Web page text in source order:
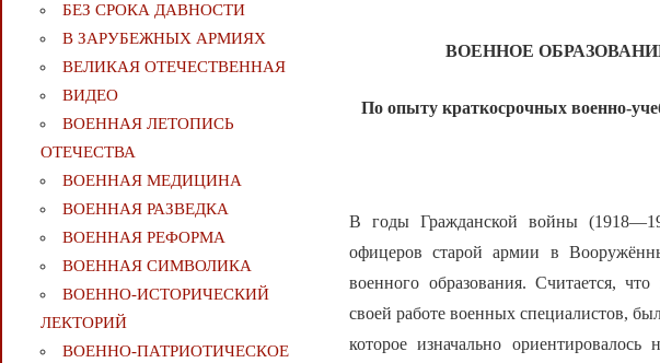
ВОЕННОЕ
По опыту краткосрочных военно-
В годы Гражданской войны
офицеров старой армии в
военного образования. Считается,
своей работе военных специалистов,
которое изначально
БЕЗ СРОКА ДАВНОСТИ
В ЗАРУБЕЖНЫХ АРМИЯХ
ВЕЛИКАЯ ОТЕЧЕСТВЕННАЯ
ВИДЕО
ВОЕННАЯ ЛЕТОПИСЬ
ОТЕЧЕСТВА
ВОЕННАЯ МЕДИЦИНА
ВОЕННАЯ РАЗВЕДКА
ВОЕННАЯ РЕФОРМА
ВОЕННАЯ СИМВОЛИКА
ВОЕННО-ИСТОРИЧЕСКИЙ
ЛЕКТОРИЙ
ВОЕННО-ПАТРИОТИЧЕСКОЕ